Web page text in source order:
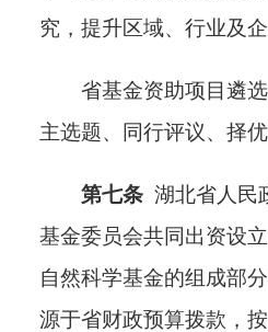
究， 提升区域、行业及
省基金资助项目遴
主选题、同行评议、择优
第七条 湖北省人民
基金委员会共同出资设立
自然科学基金的组成部
源于省财政预算拨款 ，